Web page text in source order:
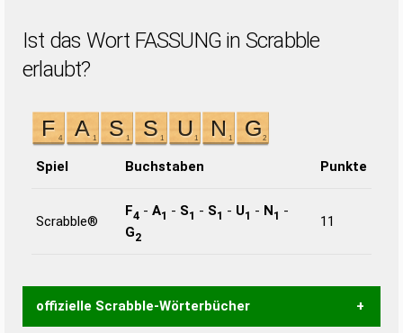
Ist das Wort FASSUNG in Scrabble
erlaubt?
Spiel Buchstaben Punkte
Scrabble®
F4 - A1 - S1 - S1 - U1 - N1 -
G2
11
offizielle Scrabble-Wörterbücher